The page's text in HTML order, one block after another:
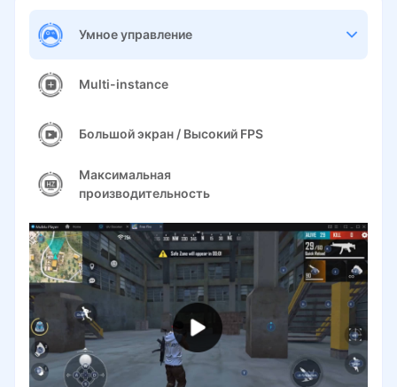
Умное управление
Multi-instance
Большой экран / Высокий FPS
Максимальная
производительность